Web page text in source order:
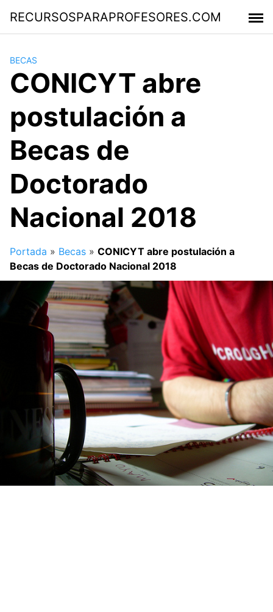
contenido
RECURSOSPARAPROFESORES.COM
BECAS
CONICYT abre
postulación a
Becas de
Doctorado
Nacional 2018
Portada » Becas » CONICYT abre postulación a
Becas de Doctorado Nacional 2018